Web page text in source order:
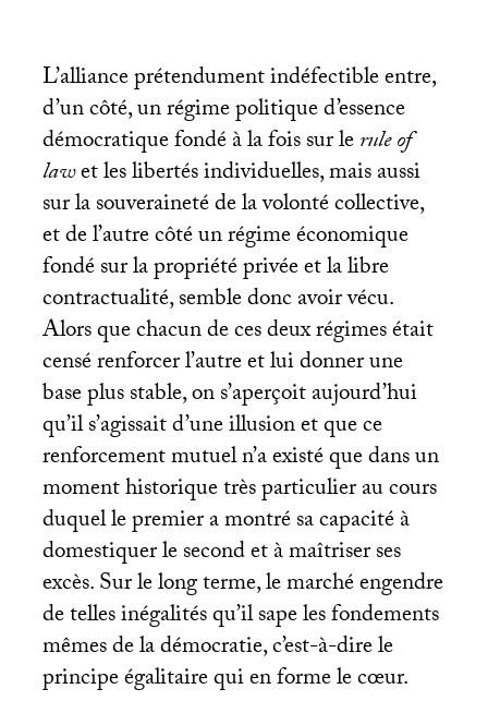
L’alliance prétendument indéfectible entre,
d’un côté, un régime politique d’essence
démocratique fondé à la fois sur lerule of
lawet les libertés individuelles, mais aussi
sur la souveraineté de la volonté collective,
et de l’autre côté un régime économique
fondé sur la propriété privée et la libre
contractualité, semble donc avoir vécu.
Alors que chacun de ces deux régimes était
censé renforcer l’autre et lui donner une
base plus stable, on s’aperçoit aujourd’hui
qu’il s’agissait d’une illusion et que ce
renforcement mutuel n’a existé que dans un
moment historique très particulier au cours
duquel le premier a montré sa capacité à
domestiquer le second et à maîtriser ses
excès. Sur le long terme, le marché engendre
de telles inégalités qu’il sape les fondements
mêmes de la démocratie, c’est-à-dire le
principe égalitaire qui en forme le cœur.